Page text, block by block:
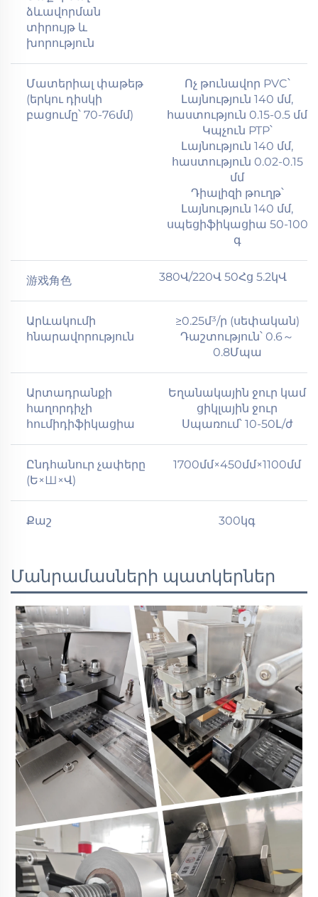
ձևավորման
տիրույթ և
խորություն
Մատերիալ փաթեթ
(երկու դիսկի
բացումը՝ 70-76մմ)
Ոչ թունավոր PVC՝
Լայնություն 140 մմ,
հաստություն 0.15-0.5 մմ
Կպչուն PTP՝
Լայնություն 140 մմ,
հաստություն 0.02-0.15
մմ
Դիալիզի թուղթ՝
Լայնություն 140 մմ,
սպեցիֆիկացիա 50-100
գ
游戏角色 380Վ/220Վ 50Հց 5.2կՎ
Արևակումի
հնարավորություն
≥0.25մ³/ր (սեփական)
Դաշտություն՝ 0.6～
0.8Մպա
Արտադրանքի
հաղորդիչի
հումիդիֆիկացիա
Եղանակային ջուր կամ
ցիկլային ջուր
Սպառում՝ 10-50Լ/ժ
Ընդհանուր չափերը
(Ե×Ш×Վ)
1700մմ×450մմ×1100մմ
Քաշ 300կգ
Մանրամասների պատկերներ